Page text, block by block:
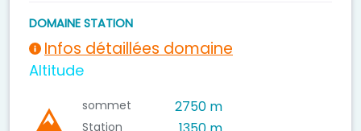
DOMAINE STATION
Infos détaillées domaine
Altitude
sommet 2750 m
Station